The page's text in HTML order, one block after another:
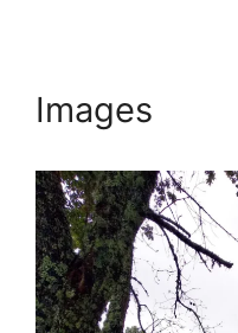
Images